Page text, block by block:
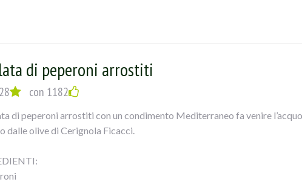
capace insalatiera mettete prima l`insalata, poi a seguire il farro, i
di peperoni arrostiti
con 1182
di peperoni arrostiti con un condimento Mediterraneo fa venire
dalle olive di Cerignola Ficacci.